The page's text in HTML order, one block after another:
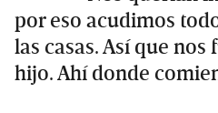
por eso acudimos
las casas. Así que
hijo. Ahí donde